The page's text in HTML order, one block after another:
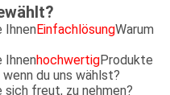
Ihnen EinfachlösungWarum
IhnenhochwertigProdukte
du uns wählst?
sich freut, zu nehmen?